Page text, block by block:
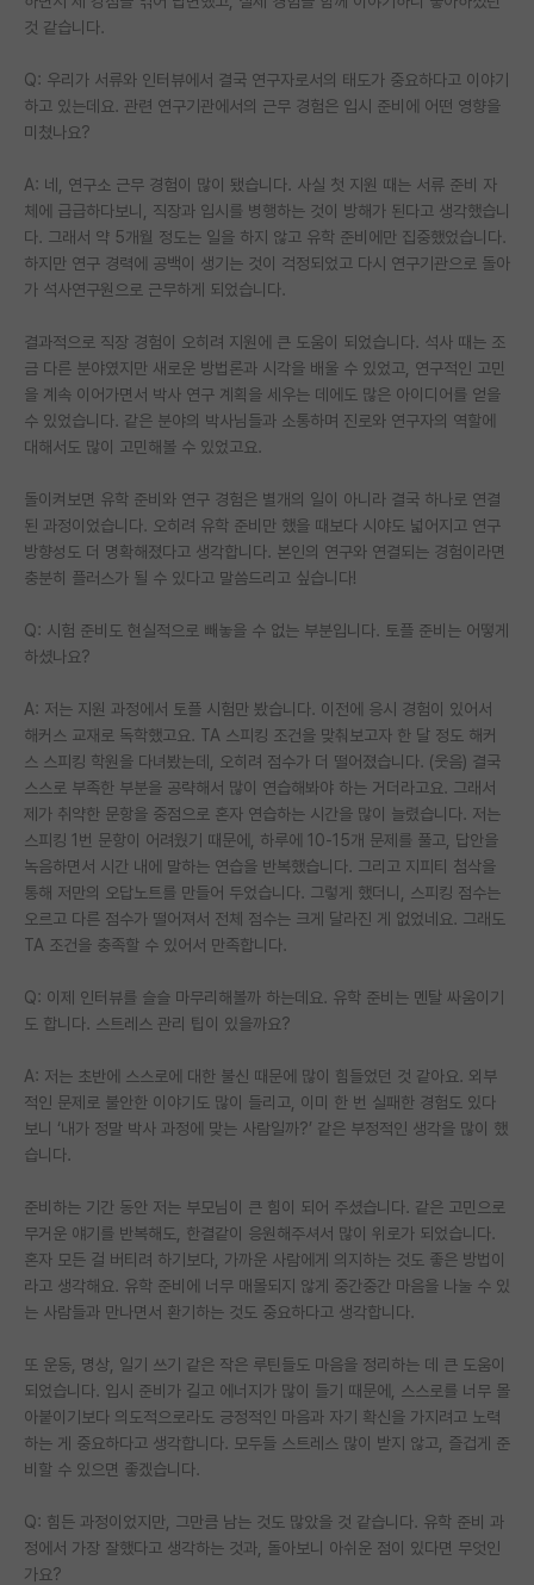
것 같습니다.
Q: 우리가 서류와 인터뷰에서 결국 연구자로서의 태도가 중요하다고 이야기
하고 있는데요. 관련 연구기관에서의 근무 경험은 입시 준비에 어떤 영향을
미쳤나요?
A: 네, 연구소 근무 경험이 많이 됐습니다. 사실 첫 지원 때는 서류 준비 자
체에 급급하다보니, 직장과 입시를 병행하는 것이 방해가 된다고 생각했습니
다. 그래서 약 5개월 정도는 일을 하지 않고 유학 준비에만 집중했었습니다.
하지만 연구 경력에 공백이 생기는 것이 걱정되었고 다시 연구기관으로 돌아
가 석사연구원으로 근무하게 되었습니다.
결과적으로 직장 경험이 오히려 지원에 큰 도움이 되었습니다. 석사 때는 조
금 다른 분야였지만 새로운 방법론과 시각을 배울 수 있었고, 연구적인 고민
을 계속 이어가면서 박사 연구 계획을 세우는 데에도 많은 아이디어를 얻을
수 있었습니다. 같은 분야의 박사님들과 소통하며 진로와 연구자의 역할에
대해서도 많이 고민해볼 수 있었고요.
돌이켜보면 유학 준비와 연구 경험은 별개의 일이 아니라 결국 하나로 연결
된 과정이었습니다. 오히려 유학 준비만 했을 때보다 시야도 넓어지고 연구
방향성도 더 명확해졌다고 생각합니다. 본인의 연구와 연결되는 경험이라면
충분히 플러스가 될 수 있다고 말씀드리고 싶습니다!
Q: 시험 준비도 현실적으로 빼놓을 수 없는 부분입니다. 토플 준비는 어떻게
하셨나요?
A: 저는 지원 과정에서 토플 시험만 봤습니다. 이전에 응시 경험이 있어서
해커스 교재로 독학했고요. TA 스피킹 조건을 맞춰보고자 한 달 정도 해커
스 스피킹 학원을 다녀봤는데, 오히려 점수가 더 떨어졌습니다. (웃음) 결국
스스로 부족한 부분을 공략해서 많이 연습해봐야 하는 거더라고요. 그래서
제가 취약한 문항을 중점으로 혼자 연습하는 시간을 많이 늘렸습니다. 저는
스피킹 1번 문항이 어려웠기 때문에, 하루에 10-15개 문제를 풀고, 답안을
녹음하면서 시간 내에 말하는 연습을 반복했습니다. 그리고 지피티 첨삭을
통해 저만의 오답노트를 만들어 두었습니다. 그렇게 했더니, 스피킹 점수는
오르고 다른 점수가 떨어져서 전체 점수는 크게 달라진 게 없었네요. 그래도
TA 조건을 충족할 수 있어서 만족합니다.
Q: 이제 인터뷰를 슬슬 마무리해볼까 하는데요. 유학 준비는 멘탈 싸움이기
도 합니다. 스트레스 관리 팁이 있을까요?
A: 저는 초반에 스스로에 대한 불신 때문에 많이 힘들었던 것 같아요. 외부
적인 문제로 불안한 이야기도 많이 들리고, 이미 한 번 실패한 경험도 있다
보니 ‘내가 정말 박사 과정에 맞는 사람일까?’ 같은 부정적인 생각을 많이 했
습니다.
준비하는 기간 동안 저는 부모님이 큰 힘이 되어 주셨습니다. 같은 고민으로
무거운 얘기를 반복해도, 한결같이 응원해주셔서 많이 위로가 되었습니다.
혼자 모든 걸 버티려 하기보다, 가까운 사람에게 의지하는 것도 좋은 방법이
라고 생각해요. 유학 준비에 너무 매몰되지 않게 중간중간 마음을 나눌 수 있
는 사람들과 만나면서 환기하는 것도 중요하다고 생각합니다.
또 운동, 명상, 일기 쓰기 같은 작은 루틴들도 마음을 정리하는 데 큰 도움이
되었습니다. 입시 준비가 길고 에너지가 많이 들기 때문에, 스스로를 너무 몰
아붙이기보다 의도적으로라도 긍정적인 마음과 자기 확신을 가지려고 노력
하는 게 중요하다고 생각합니다. 모두들 스트레스 많이 받지 않고, 즐겁게 준
비할 수 있으면 좋겠습니다.
Q: 힘든 과정이었지만, 그만큼 남는 것도 많았을 것 같습니다. 유학 준비 과
정에서 가장 잘했다고 생각하는 것과, 돌아보니 아쉬운 점이 있다면 무엇인
가요?